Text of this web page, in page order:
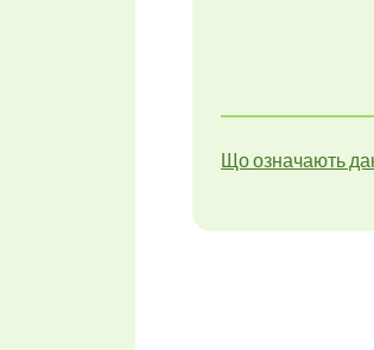
Що означають